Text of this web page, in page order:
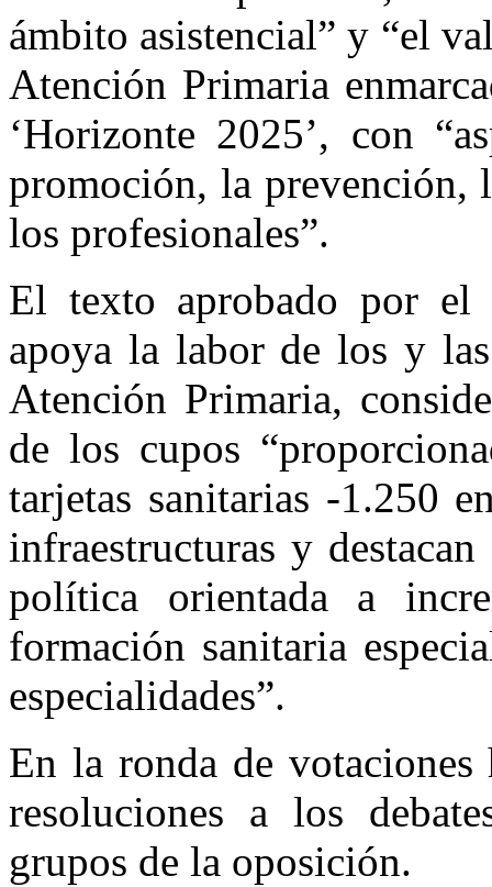
ámbito asistencial” y “el
Atención Primaria
‘Horizonte 2025’, con
promoción, la prevención,
los profesionales”.
El texto aprobado por el
apoya la labor de los y
Atención Primaria,
de los cupos
tarjetas sanitarias -1.250
infraestructuras y
política orientada a
formación sanitaria
especialidades”.
En la ronda de votaciones
resoluciones a los
grupos de la oposición.